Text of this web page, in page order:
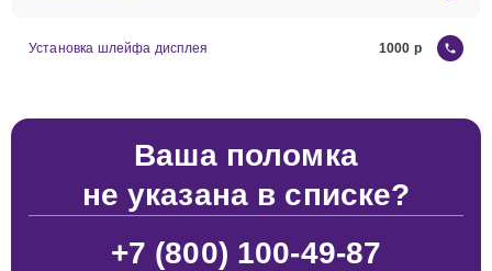
Установка шлейфа дисплея 1000
Ваша поломка
не указана в списке?
+7 (800) 100-49-87